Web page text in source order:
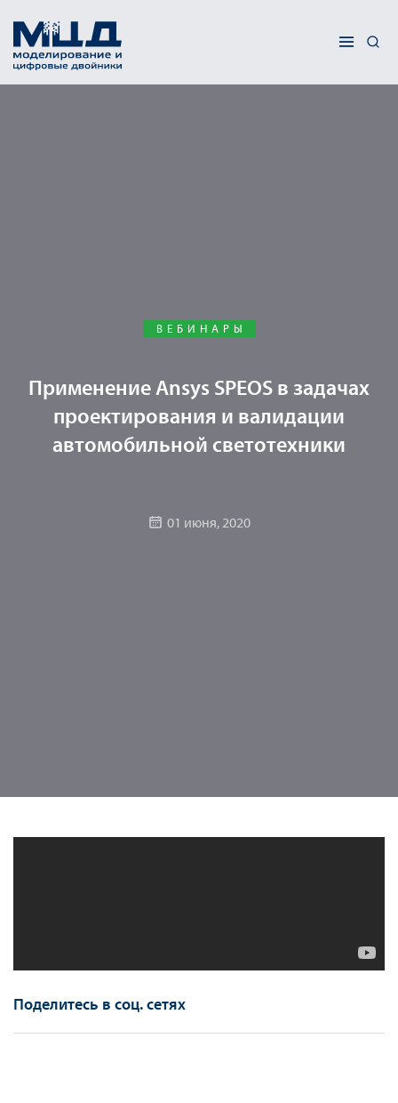
ВЕБИНАРЫ
Применение Ansys SPEOS в задачах
проектирования и валидации
автомобильной светотехники
01 июня, 2020
Поделитесь в соц. сетях